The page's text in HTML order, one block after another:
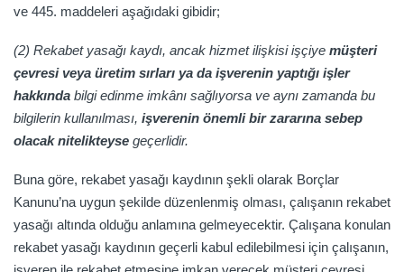
ve 445. maddeleri aşağıdaki gibidir;
(2) Rekabet yasağı kaydı, ancak hizmet ilişkisi işçiye müşteri
çevresi veya üretim sırları ya da işverenin yaptığı işler
hakkında bilgi edinme imkânı sağlıyorsa ve aynı zamanda bu
bilgilerin kullanılması, işverenin önemli bir zararına sebep
olacak nitelikteyse geçerlidir.
Buna göre, rekabet yasağı kaydının şekli olarak Borçlar
Kanunu’na uygun şekilde düzenlenmiş olması, çalışanın rekabet
yasağı altında olduğu anlamına gelmeyecektir. Çalışana konulan
rekabet yasağı kaydının geçerli kabul edilebilmesi için çalışanın,